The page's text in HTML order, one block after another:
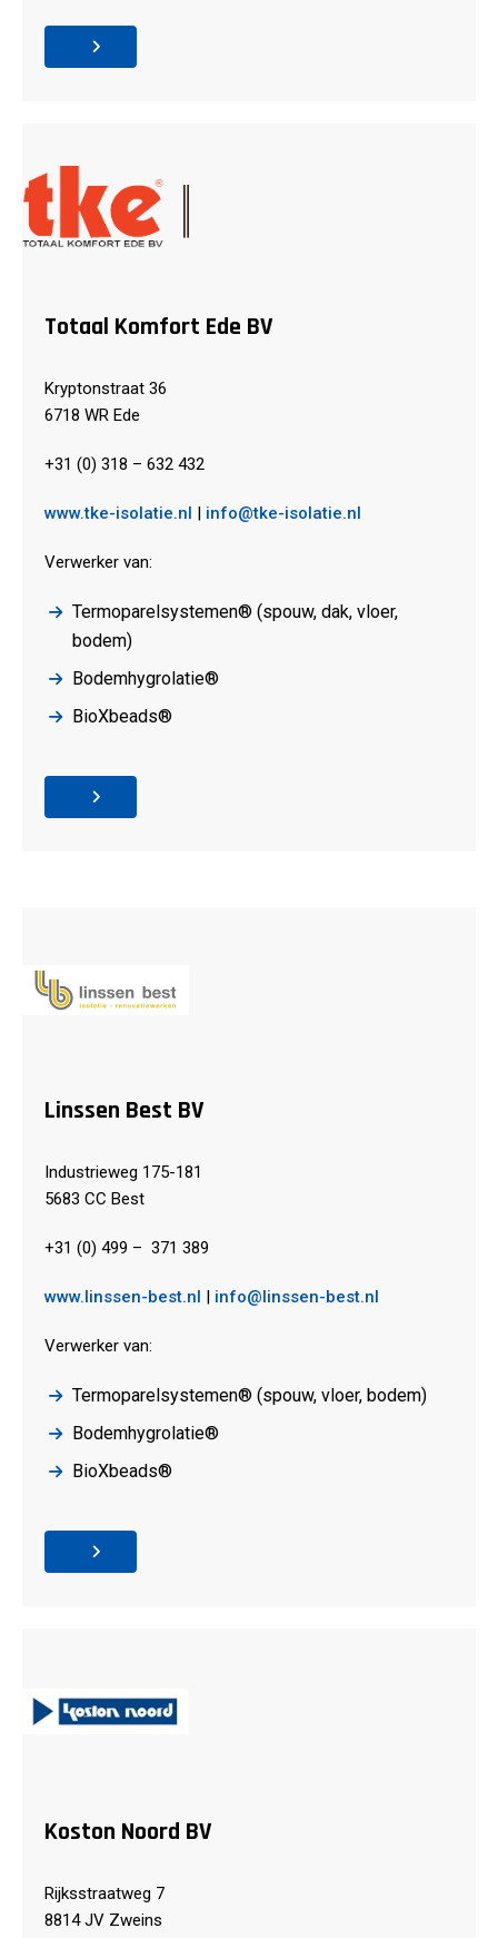
Totaal Komfort Ede BV
Kryptonstraat 36
6718 WR Ede
+31 (0) 318 – 632 432
www.tke-isolatie.nl | info@tke-isolatie.nl
Verwerker van:
Termoparelsystemen® (spouw, dak, vloer,
bodem)
Bodemhygrolatie®
BioXbeads®
Linssen Best BV
Industrieweg 175-181
5683 CC Best
+31 (0) 499 – 371 389
www.linssen-best.nl | info@linssen-best.nl
Verwerker van:
Termoparelsystemen® (spouw, vloer, bodem)
Bodemhygrolatie®
BioXbeads®
Koston Noord BV
Rijksstraatweg 7
8814 JV Zweins